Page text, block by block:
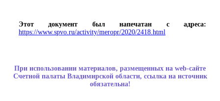
Этот документ был напечатан с адреса:
https://www.spvo.ru/activity/meropr/2020/2418.html
При использовании материалов, размещенных на web-сайте
Счетной палаты Владимирской области, ссылка на источник
обязательна!